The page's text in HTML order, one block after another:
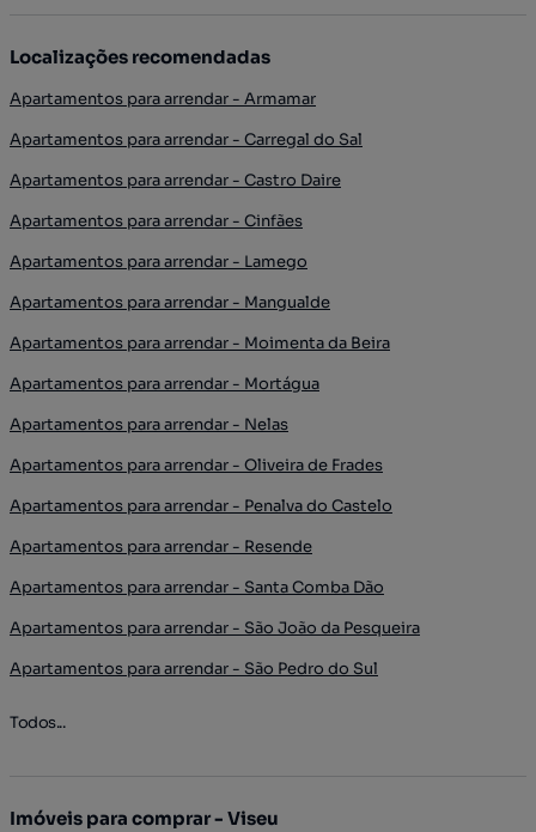
Localizações recomendadas
Apartamentos para arrendar - Armamar
Apartamentos para arrendar - Carregal do Sal
Apartamentos para arrendar - Castro Daire
Apartamentos para arrendar - Cinfães
Apartamentos para arrendar - Lamego
Apartamentos para arrendar - Mangualde
Apartamentos para arrendar - Moimenta da Beira
Apartamentos para arrendar - Mortágua
Apartamentos para arrendar - Nelas
Apartamentos para arrendar - Oliveira de Frades
Apartamentos para arrendar - Penalva do Castelo
Apartamentos para arrendar - Resende
Apartamentos para arrendar - Santa Comba Dão
Apartamentos para arrendar - São João da Pesqueira
Apartamentos para arrendar - São Pedro do Sul
Todos...
Imóveis para comprar - Viseu